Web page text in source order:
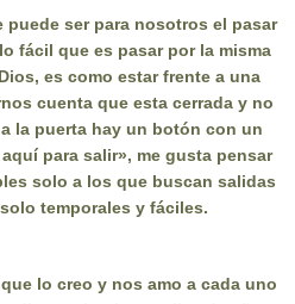
ser para nosotros el pasar
fácil que es pasar por la misma
es como estar frente a una
cuenta que esta cerrada y no
la puerta hay un botón con un
para salir», me gusta pensar
solo a los que buscan salidas
temporales y fáciles.
lo creo y nos amo a cada uno